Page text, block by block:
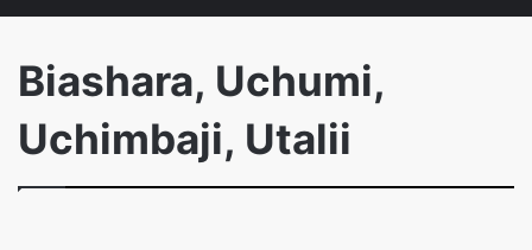
Biashara, Uchumi,
Uchimbaji, Utalii